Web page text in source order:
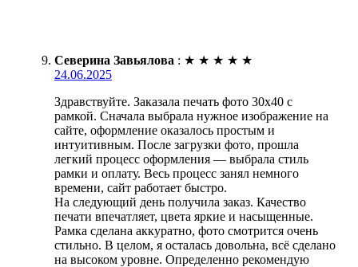
Северина Завьялова : ★ ★ ★ ★ ★
24.06.2025
Здравствуйте. Заказала печать фото 30х40 с
рамкой. Сначала выбрала нужное изображение на
сайте, оформление оказалось простым и
интуитивным. После загрузки фото, прошла
легкий процесс оформления — выбрала стиль
рамки и оплату. Весь процесс занял немного
времени, сайт работает быстро.
На следующий день получила заказ. Качество
печати впечатляет, цвета яркие и насыщенные.
Рамка сделана аккуратно, фото смотрится очень
стильно. В целом, я осталась довольна, всё сделано
на высоком уровне. Определенно рекомендую